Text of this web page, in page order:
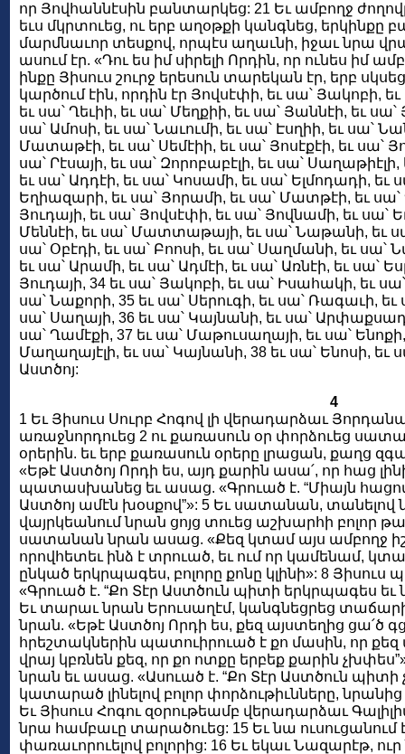
որ Յովհաննէսին բանտարկեց: 21 Եւ ամբողջ
եւս մկրտուեց, ու երբ աղօթքի կանգնեց, երկինքը
մարմնաւոր տեսքով, որպէս աղաւնի, իջաւ նրա
ասում էր. «Դու ես իմ սիրելի Որդին, որ ունես իմ
ինքը Յիսուս շուրջ երեսուն տարեկան էր, երբ
կարծում էին, որդին էր Յովսէփի, եւ սա՝ Յակոբի,
եւ սա՝ Ղեւիի, եւ սա՝ Մեղքիի, եւ սա՝ Յաննէի, եւ
սա՝ Ամոսի, եւ սա՝ Նաւումի, եւ սա՝ Էսղիի, եւ սա՝
Մատաթէի, եւ սա՝ Սեմէիի, եւ սա՝ Յոսէքէի, եւ սա՝
սա՝ Րէսայի, եւ սա՝ Զորոբաբէլի, եւ սա՝ Սաղաթիէլի,
եւ սա՝ Ադդէի, եւ սա՝ Կոսամի, եւ սա՝ Ելմոդադի, եւ
Եղիազարի, եւ սա՝ Յորամի, եւ սա՝ Մատթէի, եւ սա՝
Յուդայի, եւ սա՝ Յովսէփի, եւ սա՝ Յովնամի, եւ սա՝
Մեննէի, եւ սա՝ Մատտաթայի, եւ սա՝ Նաթանի, եւ
սա՝ Օբէդի, եւ սա՝ Բոոսի, եւ սա՝ Սաղմանի, եւ
եւ սա՝ Արամի, եւ սա՝ Ադմէի, եւ սա՝ Առնէի, եւ սա՝
Յուդայի, 34 եւ սա՝ Յակոբի, եւ սա՝ Իսահակի, եւ
սա՝ Նաքորի, 35 եւ սա՝ Սերուգի, եւ սա՝ Ռագաւի, եւ
սա՝ Սաղայի, 36 եւ սա՝ Կայնանի, եւ սա՝
սա՝ Ղամէքի, 37 եւ սա՝ Մաթուսաղայի, եւ սա՝
Մաղաղայէլի, եւ սա՝ Կայնանի, 38 եւ սա՝ Ենոսի, եւ
Աստծոյ:
4
1 Եւ Յիսուս Սուրբ Հոգով լի վերադարձաւ
առաջնորդուեց 2 ու քառասուն օր փորձուեց
օրերին. եւ երբ քառասուն օրերը լրացան, քաղց
«Եթէ Աստծոյ Որդի ես, այդ քարին ասա՛, որ հաց
պատասխանեց եւ ասաց. «Գրուած է. “Միայն հացով
Աստծոյ ամէն խօսքով”»: 5 Եւ սատանան, տանելով
վայրկեանում նրան ցոյց տուեց աշխարհի բոլոր
սատանան նրան ասաց. «Քեզ կտամ այս ամբողջ
որովհետեւ ինձ է տրուած, եւ ում որ կամենամ,
ընկած երկրպագես, բոլորը քոնը կլինի»: 8
«Գրուած է. “Քո Տէր Աստծուն պիտի երկրպագես
Եւ տարաւ նրան Երուսաղէմ, կանգնեցրեց
նրան. «Եթէ Աստծոյ Որդի ես, քեզ այստեղից ցա՛ծ
հրեշտակներին պատուիրուած է քո մասին, որ քեզ
վրայ կբռնեն քեզ, որ քո ոտքը երբեք քարին
նրան եւ ասաց. «Ասուած է. “Քո Տէր Աստծուն
կատարած լինելով բոլոր փորձութիւնները,
Եւ Յիսուս Հոգու զօրութեամբ վերադարձաւ
նրա համբաւը տարածուեց: 15 Եւ նա ուսուցանում
փառաւորուելով բոլորից: 16 Եւ եկաւ Նազարէթ, ուր